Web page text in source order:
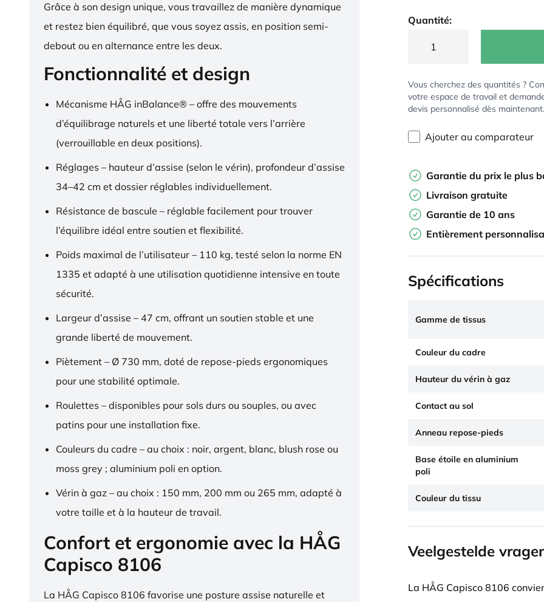
Grâce à son design unique, vous travaillez de manière dynamique
et restez bien équilibré, que vous soyez assis, en position semi-
debout ou en alternance entre les deux.
Fonctionnalité et design
Mécanisme HÅG inBalance® – offre des mouvements
d’équilibrage naturels et une liberté totale vers l’arrière
(verrouillable en deux positions).
Réglages – hauteur d’assise (selon le vérin), profondeur d’assise
34–42 cm et dossier réglables individuellement.
Résistance de bascule – réglable facilement pour trouver
l’équilibre idéal entre soutien et flexibilité.
Poids maximal de l’utilisateur – 110 kg, testé selon la norme EN
1335 et adapté à une utilisation quotidienne intensive en toute
sécurité.
Largeur d’assise – 47 cm, offrant un soutien stable et une
grande liberté de mouvement.
Piètement – Ø 730 mm, doté de repose-pieds ergonomiques
pour une stabilité optimale.
Roulettes – disponibles pour sols durs ou souples, ou avec
patins pour une installation fixe.
Couleurs du cadre – au choix : noir, argent, blanc, blush rose ou
moss grey ; aluminium poli en option.
Vérin à gaz – au choix : 150 mm, 200 mm ou 265 mm, adapté à
votre taille et à la hauteur de travail.
Confort et ergonomie avec la HÅG
Capisco 8106
La HÅG Capisco 8106 favorise une posture assise naturelle et
Quantité:
Vous cherchez des quantités ?
votre espace de travail et
devis personnalisé dès maintenant.
Ajouter au comparateur
Garantie du prix le plus
Livraison gratuite
Garantie de 10 ans
Entièrement
Spécifications
Gamme de tissus
Couleur du cadre
Hauteur du vérin à gaz
Contact au sol
Anneau repose-pieds
Base étoile en aluminium
poli
Couleur du tissu
Veelgestelde
La HÅG Capisco 8106